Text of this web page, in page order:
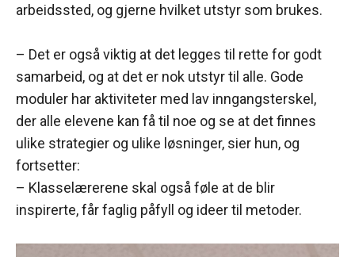
arbeidssted, og gjerne hvilket utstyr som brukes.
– Det er også viktig at det legges til rette for godt
samarbeid, og at det er nok utstyr til alle. Gode
moduler har aktiviteter med lav inngangsterskel,
der alle elevene kan få til noe og se at det finnes
ulike strategier og ulike løsninger, sier hun, og
fortsetter:
– Klasselærerene skal også føle at de blir
inspirerte, får faglig påfyll og ideer til metoder.